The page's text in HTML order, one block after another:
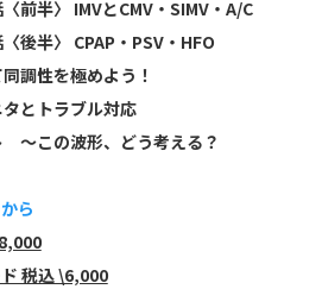
前半〉 IMVとCMV・SIMV・A/C
後半〉 CPAP・PSV・HFO
調性を極めよう！
とトラブル対応
この波形、どう考える？
ら
税込 \6,000